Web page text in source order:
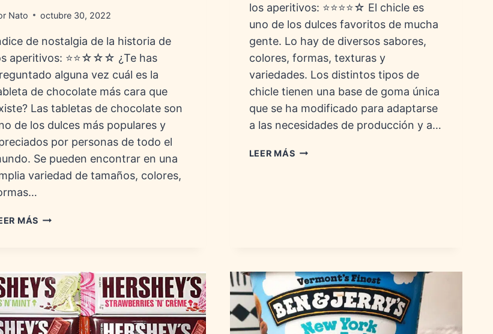
Nato octubre 30, 2022
de nostalgia de la historia de
aperitivos: ⭐⭐☆☆☆ ¿Te has
alguna vez cuál es la
de chocolate más cara que
Las tabletas de chocolate son
de los dulces más populares y
por personas de todo el
Se pueden encontrar en una
variedad de tamaños, colores,
MÁS LAS
MÁS
CARAS:
PRECIO,
MARCAS
Y
los aperitivos: ⭐⭐⭐⭐☆ El chicle es
uno de los dulces favoritos de mucha
gente. Lo hay de diversos sabores,
colores, formas, texturas y
variedades. Los distintos tipos de
chicle tienen una base de goma única
que se ha modificado para adaptarse
a las necesidades de producción y a…
LEER MÁSCHICLE: